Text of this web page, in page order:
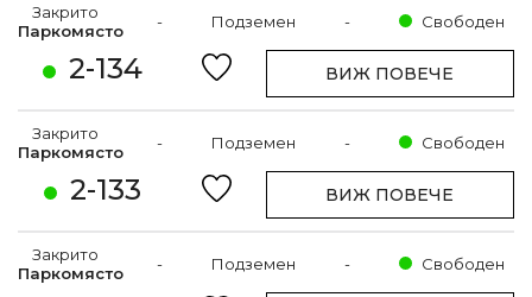
2-134
Закрито
Паркомясто
- Подземен - Свободен
ВИЖ ПОВЕЧЕ
2-133
Закрито
Паркомясто
- Подземен - Свободен
ВИЖ ПОВЕЧЕ
Закрито
Паркомясто
- Подземен - Свободен